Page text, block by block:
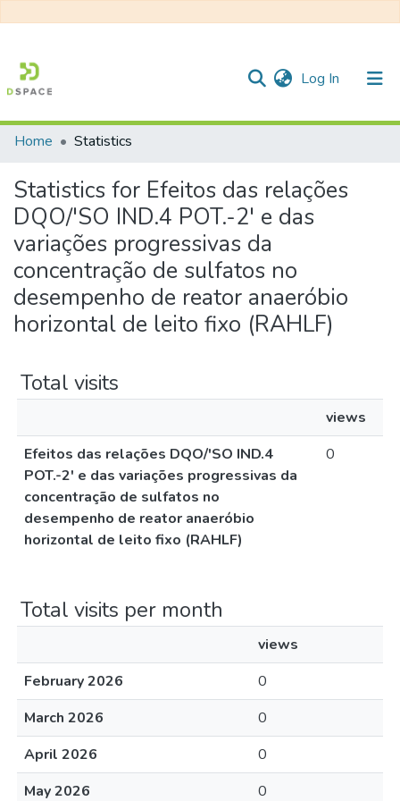
Log In (current)
All of DSpace
Home Statistics
Statistics for Efeitos das relações
DQO/'SO IND.4 POT.-2' e das
variações progressivas da
concentração de sulfatos no
desempenho de reator anaeróbio
horizontal de leito fixo (RAHLF)
Total visits
views
Efeitos das relações DQO/'SO IND.4
POT.-2' e das variações progressivas da
concentração de sulfatos no
desempenho de reator anaeróbio
horizontal de leito fixo (RAHLF)
0
Total visits per month
views
February 2026
0
March 2026
0
April 2026
0
May 2026
0